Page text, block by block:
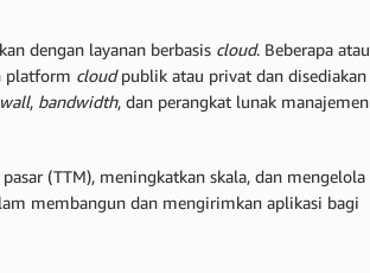
dengan layanan berbasis cloud. Beberapa atau
platform cloudpublik atau privat dan disediakan
, bandwidth, dan perangkat lunak manajemen
(TTM), meningkatkan skala, dan mengelola
membangun dan mengirimkan aplikasi bagi